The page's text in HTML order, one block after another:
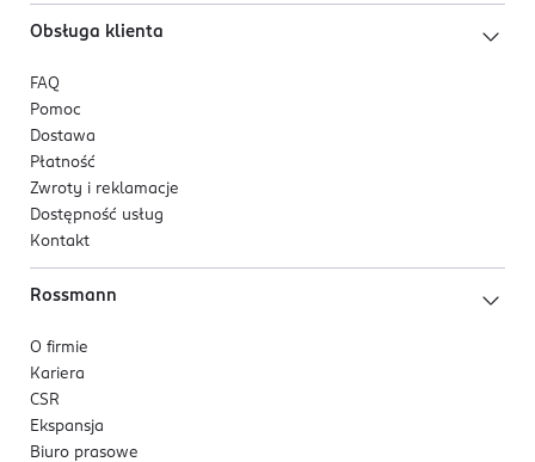
Obsługa klienta
FAQ
Pomoc
Dostawa
Płatność
Zwroty i reklamacje
Dostępność usług
Kontakt
Rossmann
O firmie
Kariera
CSR
Ekspansja
Biuro prasowe